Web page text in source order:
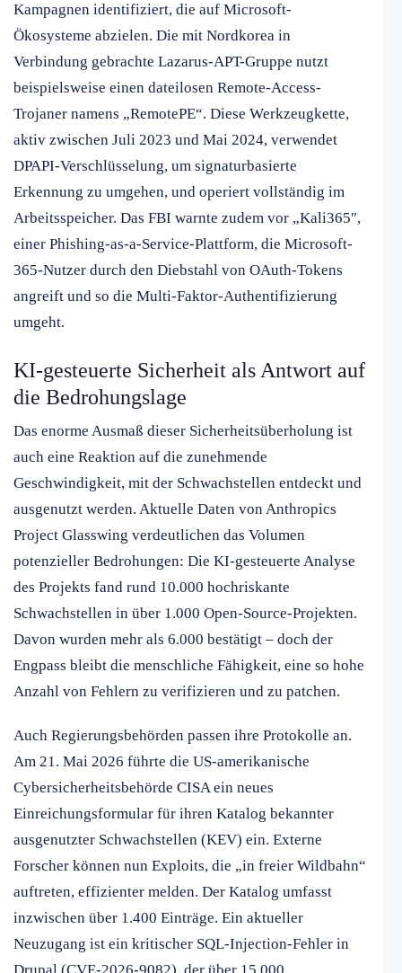
Kampagnen identifiziert, die auf Microsoft-
Ökosysteme abzielen. Die mit Nordkorea in
Verbindung gebrachte Lazarus-APT-Gruppe nutzt
beispielsweise einen dateilosen Remote-Access-
Trojaner namens „RemotePE“. Diese Werkzeugkette,
aktiv zwischen Juli 2023 und Mai 2024, verwendet
DPAPI-Verschlüsselung, um signaturbasierte
Erkennung zu umgehen, und operiert vollständig im
Arbeitsspeicher. Das FBI warnte zudem vor „Kali365″,
einer Phishing-as-a-Service-Plattform, die Microsoft-
365-Nutzer durch den Diebstahl von OAuth-Tokens
angreift und so die Multi-Faktor-Authentifizierung
umgeht.
KI-gesteuerte Sicherheit als Antwort auf
die Bedrohungslage
Das enorme Ausmaß dieser Sicherheitsüberholung ist
auch eine Reaktion auf die zunehmende
Geschwindigkeit, mit der Schwachstellen entdeckt und
ausgenutzt werden. Aktuelle Daten von Anthropics
Project Glasswing verdeutlichen das Volumen
potenzieller Bedrohungen: Die KI-gesteuerte Analyse
des Projekts fand rund 10.000 hochriskante
Schwachstellen in über 1.000 Open-Source-Projekten.
Davon wurden mehr als 6.000 bestätigt – doch der
Engpass bleibt die menschliche Fähigkeit, eine so hohe
Anzahl von Fehlern zu verifizieren und zu patchen.
Auch Regierungsbehörden passen ihre Protokolle an.
Am 21. Mai 2026 führte die US-amerikanische
Cybersicherheitsbehörde CISA ein neues
Einreichungsformular für ihren Katalog bekannter
ausgenutzter Schwachstellen (KEV) ein. Externe
Forscher können nun Exploits, die „in freier Wildbahn“
auftreten, effizienter melden. Der Katalog umfasst
inzwischen über 1.400 Einträge. Ein aktueller
Neuzugang ist ein kritischer SQL-Injection-Fehler in